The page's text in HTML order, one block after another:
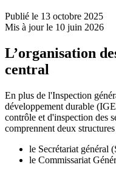
Publié le 13 octobre 2025
Mis à jour le 10 juin 2026
L’organisation
central
En plus de l'Inspection
développement durable
contrôle et d'inspection des
comprennent deux
le Secrétariat général
le Commissariat